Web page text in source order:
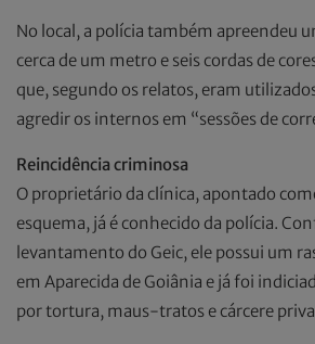
No local, a polícia também apreendeu
cerca de um metro e seis cordas de
que, segundo os relatos, eram
agredir os internos em “sessões de
Reincidência criminosa
O proprietário da clínica, apontado
esquema, já é conhecido da polícia.
levantamento do Geic, ele possui um
em Aparecida de Goiânia e já foi
por tortura, maus-tratos e cárcere